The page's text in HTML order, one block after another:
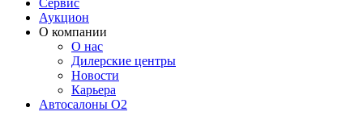
Сервис
Аукцион
О компании
О нас
Дилерские центры
Новости
Карьера
Автосалоны O2